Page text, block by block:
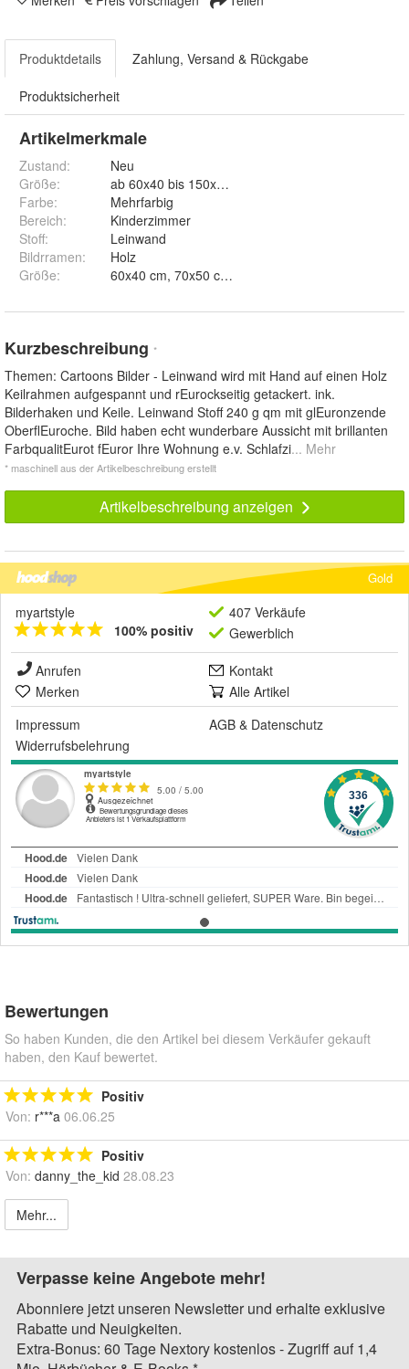
Produktdetails Zahlung, Versand & Rückgabe
Produktsicherheit
Artikelmerkmale
Zustand:
Neu
Größe:
ab 60x40 bis 150x100cm
Farbe:
Mehrfarbig
Bereich:
Kinderzimmer
Stoff:
Leinwand
Bildrramen:
Holz
Größe:
Kurzbeschreibung *
Themen: Cartoons Bilder - Leinwand wird mit Hand auf einen Holz
Keilrahmen aufgespannt und rEurockseitig getackert. ink.
Bilderhaken und Keile. Leinwand Stoff 240 g qm mit glEuronzende
OberflEuroche. Bild haben echt wunderbare Aussicht mit brillanten
FarbqualitEurot fEuror Ihre Wohnung e.v. Schlafzi... Mehr
* maschinell aus der Artikelbeschreibung erstellt
Artikelbeschreibung anzeigen
Gold
myartstyle
100% positiv
407 Verkäufe
Gewerblich
Anrufen
Kontakt
Merken
Alle Artikel
Impressum
AGB & Datenschutz
Widerrufsbelehrung
Bewertungen
So haben Kunden, die den Artikel bei diesem Verkäufer gekauft
haben, den Kauf bewertet.
Positiv
Von: r***a 06.06.25
Positiv
Von: danny_the_kid 28.08.23
Mehr...
Verpasse keine Angebote mehr!
Abonniere jetzt unseren Newsletter und erhalte exklusive
Rabatte und Neuigkeiten.
Extra-Bonus: 60 Tage Nextory kostenlos - Zugriff auf 1,4